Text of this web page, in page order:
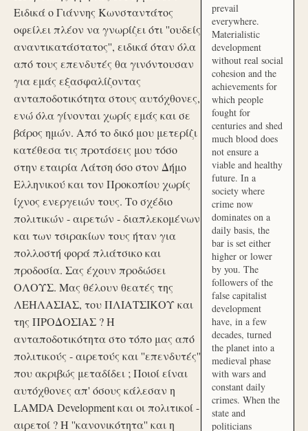
Ειδικά ο Γιάννης Κωνσταντάτος
οφείλει πλέον να γνωρίζει ότι ''ουδείς
αναντικατάστατος'', ειδικά όταν όλα
από τους επενδυτές θα γινόντουσαν
για εμάς εξασφαλίζοντας
ανταποδοτικότητα στους αυτόχθονες,
ενώ όλα γίνονται χωρίς εμάς και σε
βάρος ημών. Από το δικό μου μετερίζι
κατέθεσα τις προτάσεις μου τόσο
στην εταιρία Λάτση όσο στον Δήμο
Ελληνικού και τον Προκοπίου χωρίς
ίχνος ενεργειών τους. Το σχέδιο
πολιτικών - αιρετών - διαπλεκομένων
και των τσιρακίων τους ήταν για
πολλοστή φορά πλιάτσικο και
προδοσία. Σας έχουν προδώσει
ΟΛΟΥΣ. Μας θέλουν θεατές της
ΛΕΗΛΑΣΙΑΣ, του ΠΛΙΑΤΣΙΚΟΥ και
της ΠΡΟΔΟΣΙΑΣ ? Η
ανταποδοτικότητα στο τόπο μας από
πολιτικούς - αιρετούς και ''επενδυτές''
που ακριβώς μεταδίδει ; Ποιοί είναι
αυτόχθονες απ' όσους κάλεσαν η
LAMDA Development και οι πολιτικοί -
αιρετοί ? Η ''κανονικότητα'' και η
prevail
everywhere.
Materialistic
development
without real social
cohesion and the
achievements for
which people
fought for
centuries and shed
much blood does
not ensure a
viable and healthy
future. In a
society where
crime now
dominates on a
daily basis, the
bar is set either
higher or lower
by you. The
followers of the
false capitalist
development
have, in a few
decades, turned
the planet into a
medieval phase
with wars and
constant daily
crimes. When the
state and
politicians